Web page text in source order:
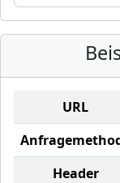
URL
Header